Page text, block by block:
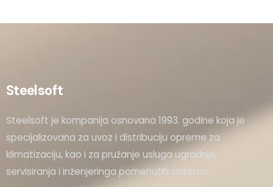
Steelsoft
Steelsoft je kompanija osnovana 1993. godine koja je
specijalizovana za uvoz i distribuciju opreme za
klimatizaciju, kao i za pružanje usluga ugradnje,
servisiranja i inženjeringa pomenutih sistema.